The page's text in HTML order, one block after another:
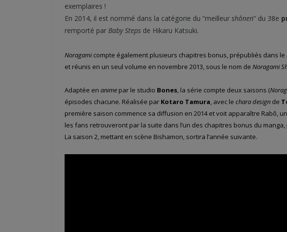
exemplaires !
En 2014, il est nommé dans la catégorie du “meilleur shônen” du 38e
remporté par Baby Steps de Hikaru Katsuki.
Noragamicompte également plusieurs chapitres bonus, prépubliés dans le
et réunis en un seul volume en novembre 2013, sous le nom de Noragami
Adaptée en anime par le studio Bones, la série compte deux saisons (
épisodes chacune. Réalisée par Kotaro Tamura, avec le chara design de
première saison commence sa diffusion en 2014 et voit apparaître Rabô,
les fans retrouveront par la suite dans l’un des chapitres bonus du
La saison 2, mettant en scène Bishamon, sortira l’année suivante.